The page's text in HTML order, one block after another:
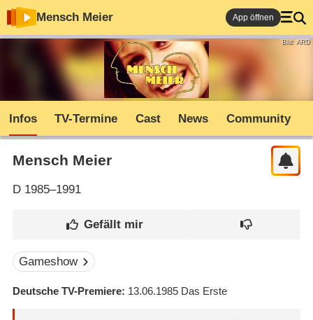
Mensch Meier App öffnen
Bild: ARD
Infos TV-Termine Cast News Community
Mensch Meier
D1985–1991
Gameshow
Deutsche TV-Premiere 13.06.1985 Das Erste